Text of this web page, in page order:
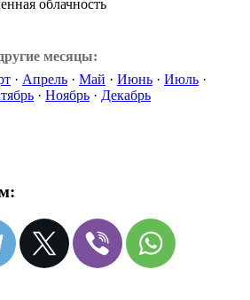
облачность
месяцы:
· Апрель · Май · Июнь · Июль ·
· Ноябрь · Декабрь